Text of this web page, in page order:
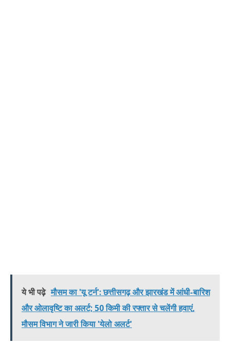
ये भी पढ़े मौसम का 'यू टर्न': छत्तीसगढ़ और झारखंड में आंधी-बारिश
और ओलावृष्टि का अलर्ट; 50 किमी की रफ्तार से चलेंगी हवाएं,
मौसम विभाग ने जारी किया 'येलो अलर्ट'